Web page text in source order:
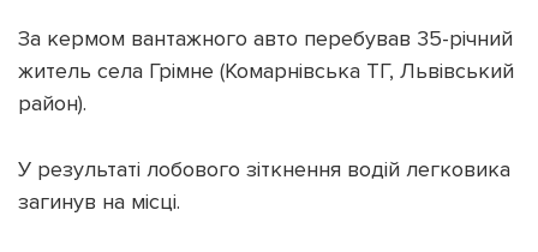
За кермом вантажного авто перебував 35-річний
житель села Грімне (Комарнівська ТГ, Львівський
район).
У результаті лобового зіткнення водій легковика
загинув на місці.